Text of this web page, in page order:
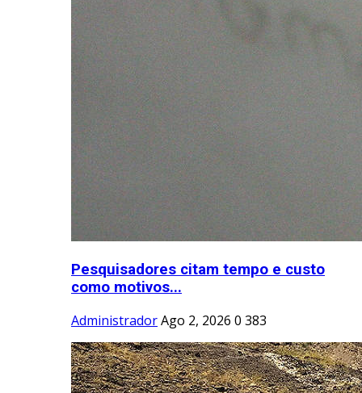
Pesquisadores citam tempo e custo
como motivos...
AdministradorAgo 2, 2026 0 383